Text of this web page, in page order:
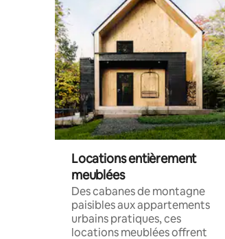
Locations entièrement
meublées
Des cabanes de montagne
paisibles aux appartements
urbains pratiques, ces
locations meublées offrent